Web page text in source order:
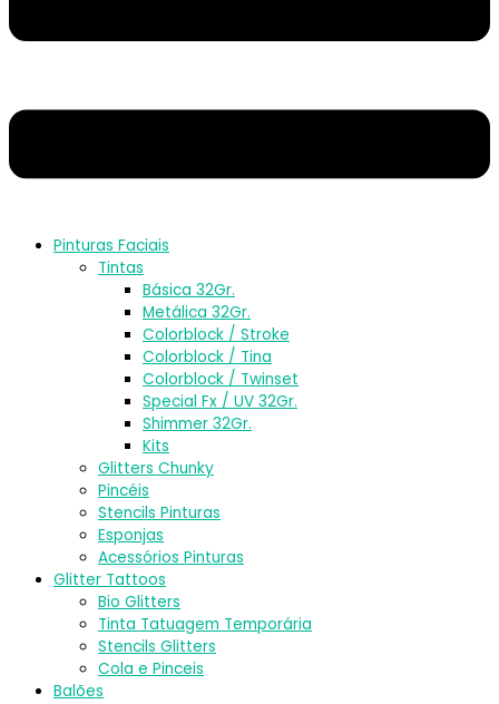
Pinturas Faciais
Tintas
Básica 32Gr.
Metálica 32Gr.
Colorblock / Stroke
Colorblock / Tina
Colorblock / Twinset
Special Fx / UV 32Gr.
Shimmer 32Gr.
Kits
Glitters Chunky
Pincéis
Stencils Pinturas
Esponjas
Acessórios Pinturas
Glitter Tattoos
Bio Glitters
Tinta Tatuagem Temporária
Stencils Glitters
Cola e Pinceis
Balões